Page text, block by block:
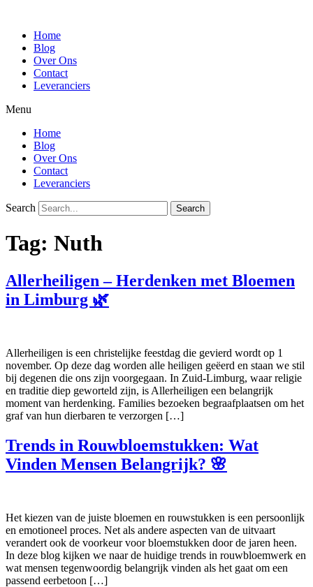
inhoud
Home
Blog
Over Ons
Contact
Leveranciers
Menu
Home
Blog
Over Ons
Contact
Leveranciers
Search Search
Tag: Nuth
Allerheiligen – Herdenken met Bloemen
in Limburg 🌿
Allerheiligen is een christelijke feestdag die gevierd wordt op 1
november. Op deze dag worden alle heiligen geëerd en staan we stil
bij degenen die ons zijn voorgegaan. In Zuid-Limburg, waar religie
en traditie diep geworteld zijn, is Allerheiligen een belangrijk
moment van herdenking. Families bezoeken begraafplaatsen om het
graf van hun dierbaren te verzorgen […]
Trends in Rouwbloemstukken: Wat
Vinden Mensen Belangrijk? 🌸
Het kiezen van de juiste bloemen en rouwstukken is een persoonlijk
en emotioneel proces. Net als andere aspecten van de uitvaart
verandert ook de voorkeur voor bloemstukken door de jaren heen.
In deze blog kijken we naar de huidige trends in rouwbloemwerk en
wat mensen tegenwoordig belangrijk vinden als het gaat om een
passend eerbetoon […]